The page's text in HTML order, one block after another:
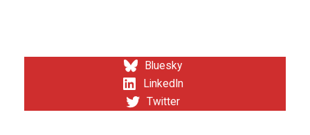
Bluesky
LinkedIn
Twitter